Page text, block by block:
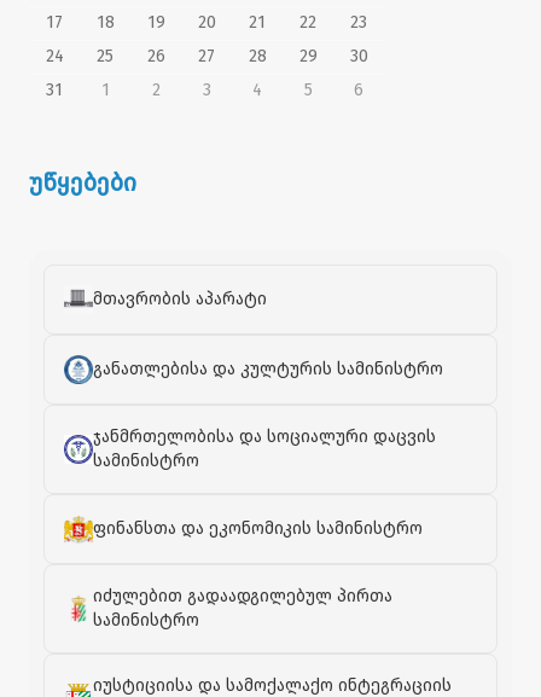
17
18 19 20 21 22
23
24
25 26 27 28 29
30
31
1 2 3 4 5 6
უწყებები
მთავრობის აპარატი
განათლებისა და კულტურის სამინისტრო
ჯანმრთელობისა და სოციალური დაცვის
სამინისტრო
ფინანსთა და ეკონომიკის სამინისტრო
იძულებით გადაადგილებულ პირთა
სამინისტრო
იუსტიციისა და სამოქალაქო ინტეგრაციის